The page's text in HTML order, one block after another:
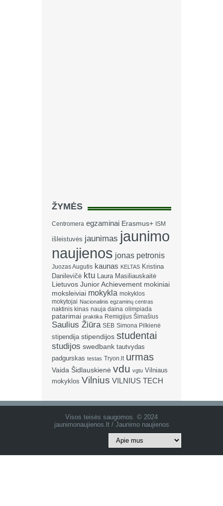
ŽYMĖS
Centromera egzaminai Erasmus+ ISM
išleistuvės jaunimas jaunimo
naujienos jonas petronis
Juozas Augutis kaunas KELTAS Kristina
Danilevičė ktu Laura Masiliauskaitė
Lietuvos Junior Achievement mokiniai
moksleiviai mokykla mokyklos
mokytojai Nacionalinis egzaminų centras
naktinis kinas nauja daina olimpiada
patarimai praktika Remigijus Šimašius
Saulius Žiūra SEB Simona Pilkienė
stipendija stipendijos studentai
studijos swedbank tautvydas
padgurskas testas Tryon.lt urmas
Vaida Šidlauskienė vdu vgtu Vilniaus
mokyklos Vilnius VILNIUS TECH
Visos teisės saugomos. © 2024
jaunimonaujienos.lt / Jaunimo naujienos